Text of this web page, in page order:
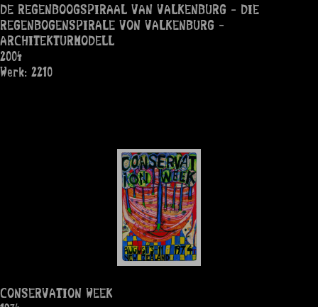
DE REGENBOOGSPIRAAL VAN VALKENBURG - DIE
REGENBOGENSPIRALE VON VALKENBURG -
ARCHITEKTURMODELL
2004
Werk: 2210
CONSERVATION WEEK